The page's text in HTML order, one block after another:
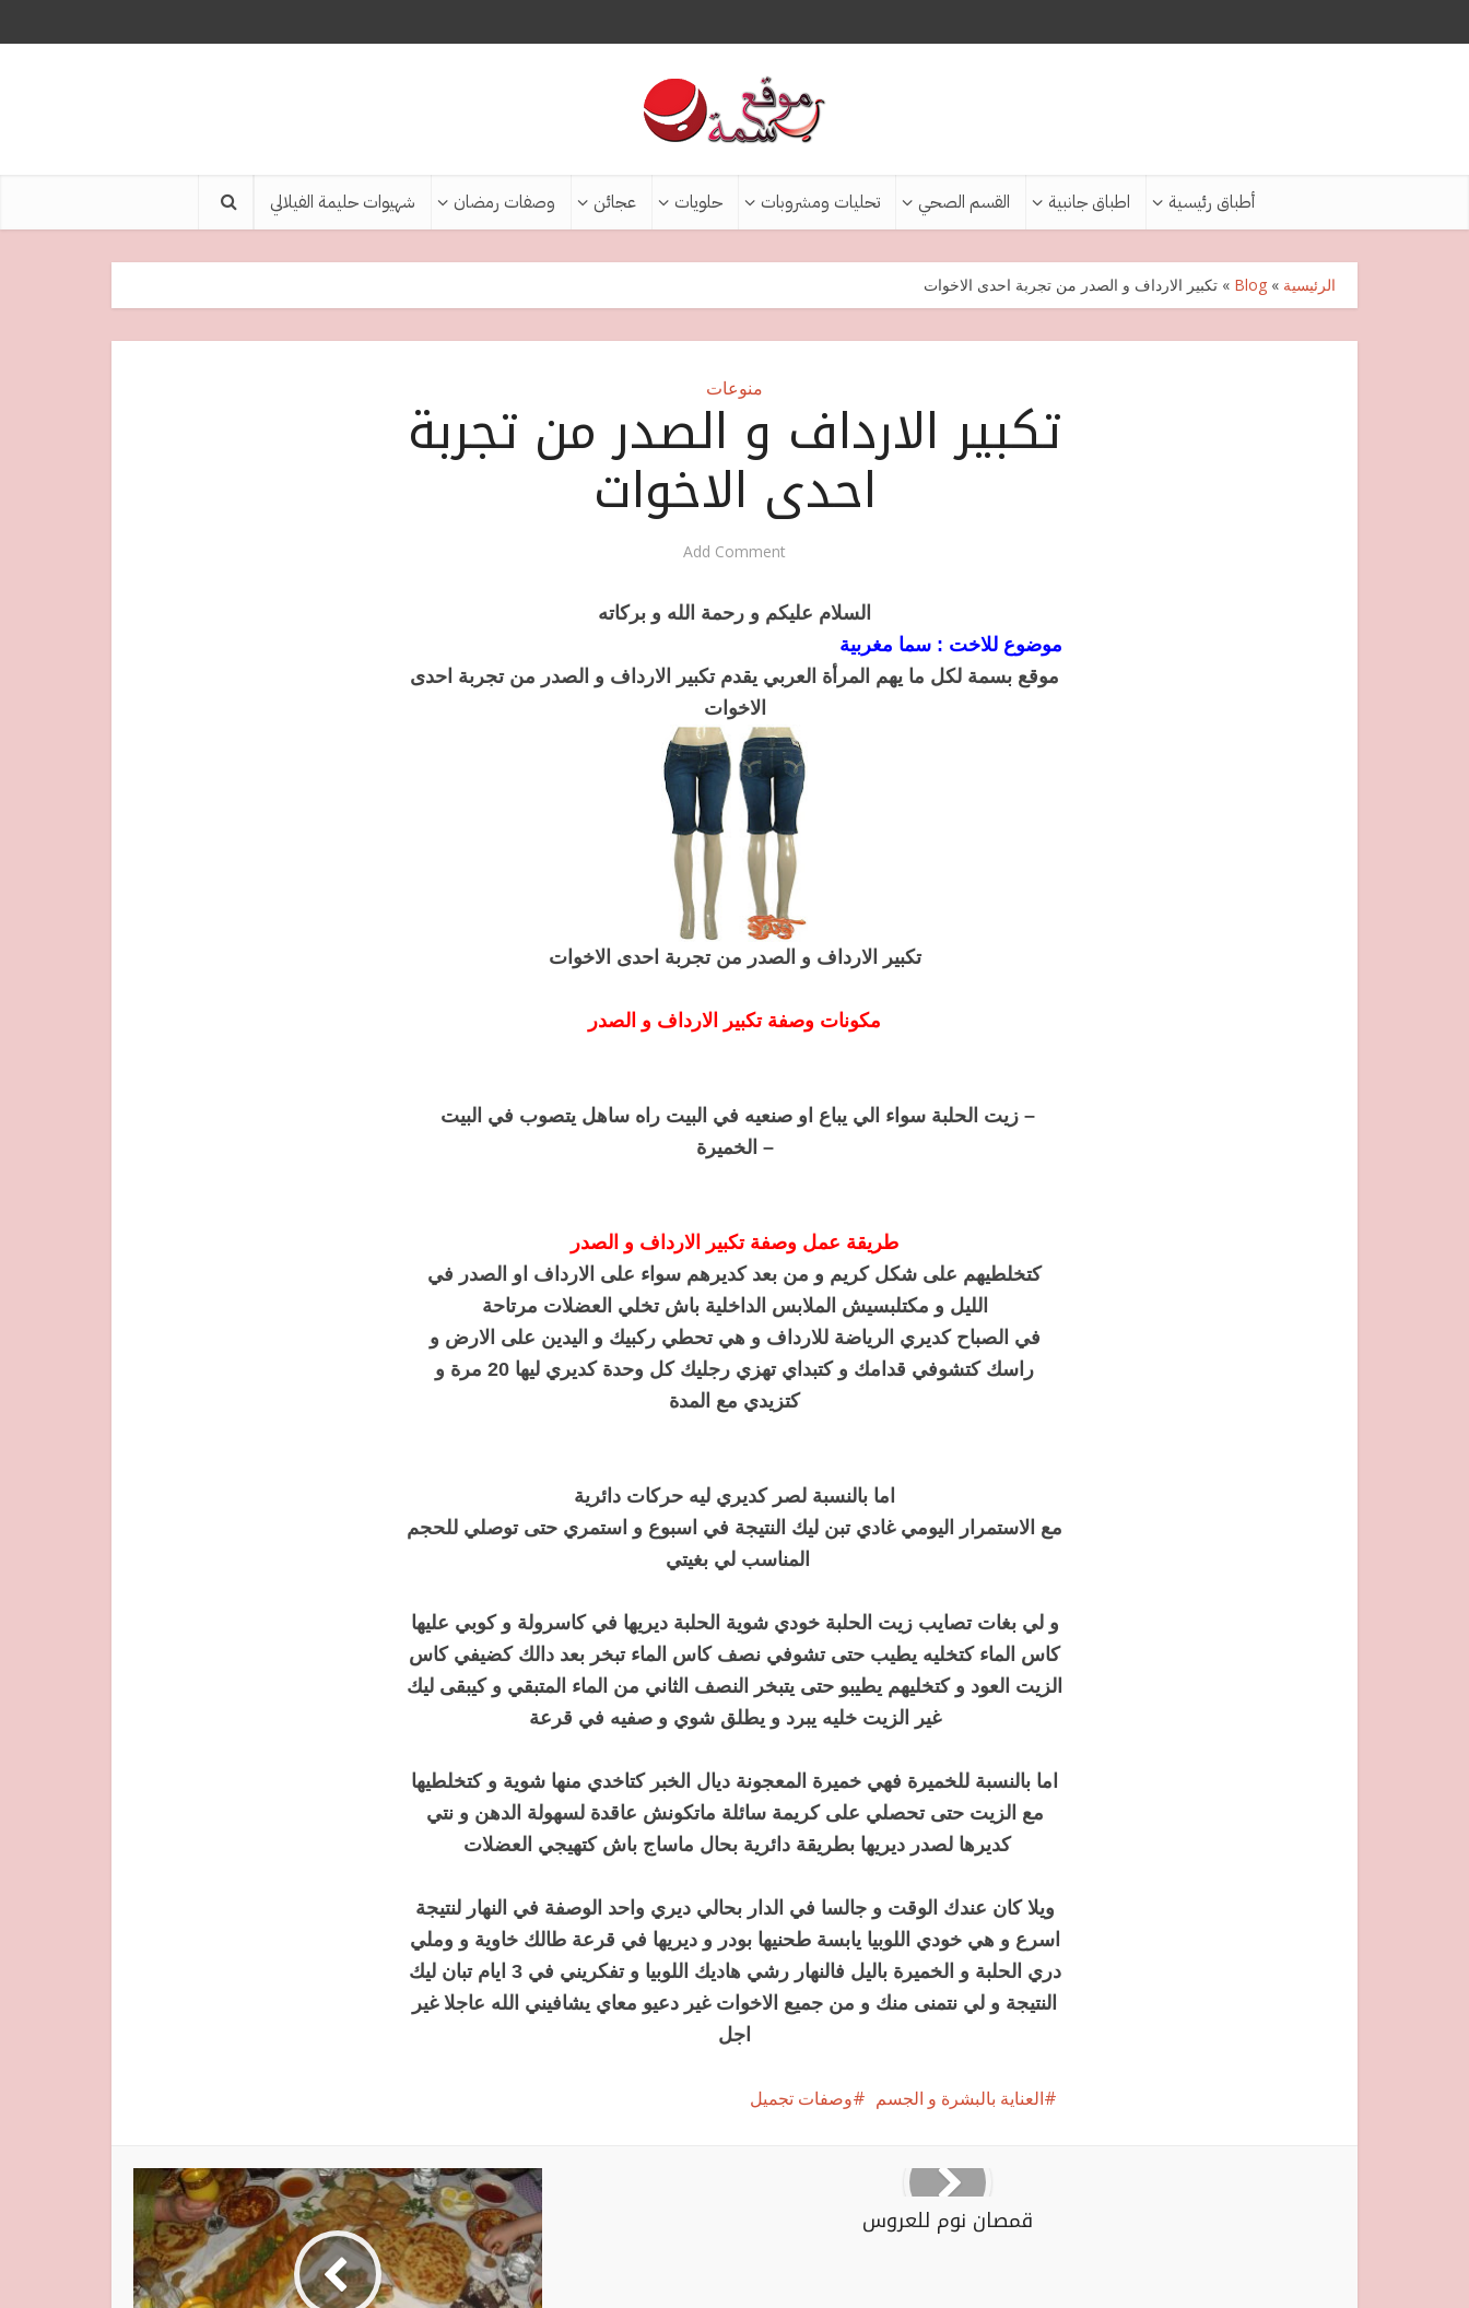
أطباق رئيسية اطباق جانبية القسم الصحي تحليات ومشروبات حلويات عجائن وصفات رمضان شهيوات حليمة الفيلالي
الرئيسية »
Blog
» تكبير الارداف و الصدر من تجربة احدى الاخوات
منوعات
تكبير الارداف و الصدر من تجربة
احدى الاخوات
Add Comment
السلام عليكم و رحمة الله و بركاته
موضوع للاخت : سما مغربية
موقع بسمة لكل ما يهم المرأة العربي يقدم تكبير الارداف و الصدر من تجربة احدى
الاخوات
تكبير الارداف و الصدر من تجربة احدى الاخوات
مكونات وصفة تكبير الارداف و الصدر
– زيت الحلبة سواء الي يباع او صنعيه في البيت راه ساهل يتصوب في البيت
– الخميرة
طريقة عمل وصفة تكبير الارداف و الصدر
كتخلطيهم على شكل كريم و من بعد كديرهم سواء على الارداف او الصدر في
الليل و مكتلبسيش الملابس الداخلية باش تخلي العضلات مرتاحة
في الصباح كديري الرياضة للارداف و هي تحطي ركبيك و اليدين على الارض و
راسك كتشوفي قدامك و كتبداي تهزي رجليك كل وحدة كديري ليها 20 مرة و
كتزيدي مع المدة
اما بالنسبة لصر كديري ليه حركات دائرية
مع الاستمرار اليومي غادي تبن ليك النتيجة في اسبوع و استمري حتى توصلي للحجم
المناسب لي بغيتي
و لي بغات تصايب زيت الحلبة خودي شوية الحلبة ديريها في كاسرولة و كوبي عليها
كاس الماء كتخليه يطيب حتى تشوفي نصف كاس الماء تبخر بعد دالك كضيفي كاس
الزيت العود و كتخليهم يطيبو حتى يتبخر النصف الثاني من الماء المتبقي و كيبقى ليك
غير الزيت خليه يبرد و يطلق شوي و صفيه في قرعة
اما بالنسبة للخميرة فهي خميرة المعجونة ديال الخبر كتاخدي منها شوية و كتخلطيها
مع الزيت حتى تحصلي على كريمة سائلة ماتكونش عاقدة لسهولة الدهن و نتي
كديرها لصدر ديريها بطريقة دائرية بحال ماساج باش كتهيجي العضلات
ويلا كان عندك الوقت و جالسا في الدار بحالي ديري واحد الوصفة في النهار لنتيجة
اسرع و هي خودي اللوبيا يابسة طحنيها بودر و ديريها في قرعة طالك خاوية و وملي
دري الحلبة و الخميرة باليل فالنهار رشي هاديك اللوبيا و تفكريني في 3 ايام تبان ليك
النتيجة و لي نتمنى منك و من جميع الاخوات غير دعيو معاي يشافيني الله عاجلا غير
اجل
العناية بالبشرة و الجسم وصفات تجميل
قمصان نوم للعروس